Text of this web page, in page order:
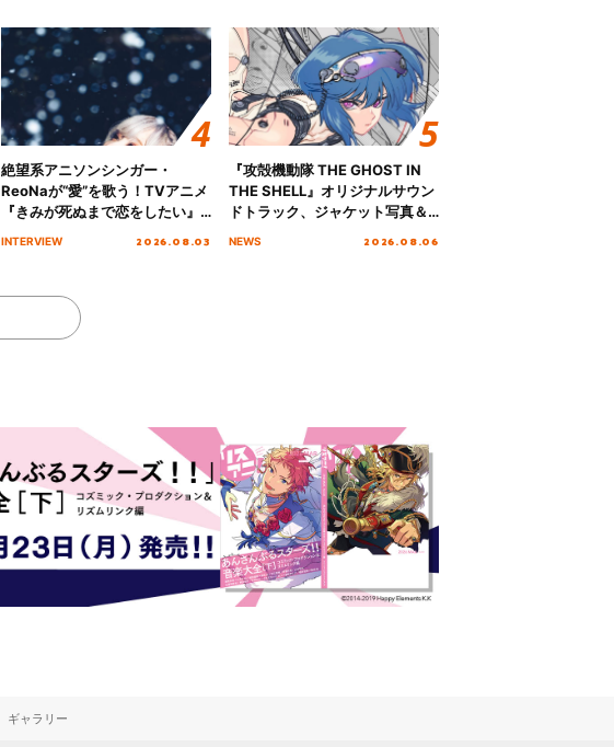
絶望系アニソンシンガー・
ReoNaが“愛”を歌う！TVアニメ
『きみが死ぬまで恋をしたい』
オープニング主題歌「Amore」
INTERVIEW 2026.08.03
『攻殻機動隊 THE GHOST IN
THE SHELL』オリジナルサウン
ドトラック、ジャケット写真＆
収録楽曲を公開！
NEWS 2026.08.06
ギャラリー